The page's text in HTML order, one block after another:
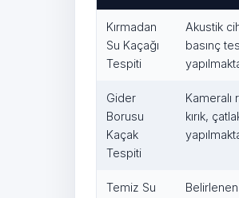
Kırmadan
Su Kaçağı
Tespiti
Akustik
basınç
Gider
Borusu
Kaçak
Tespiti
kırık,
Temiz Su